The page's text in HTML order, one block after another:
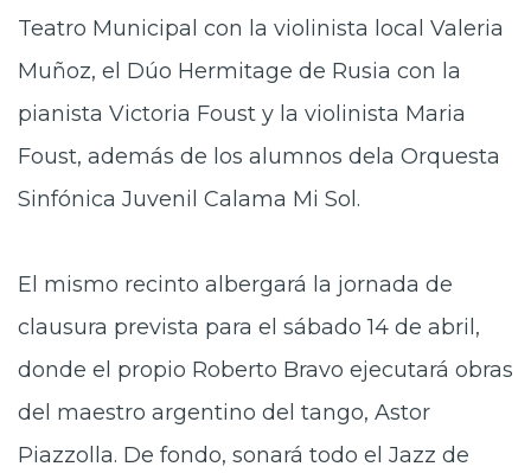
Teatro Municipal con la violinista local Valeria
Muñoz, el Dúo Hermitage de Rusia con la
pianista Victoria Foust y la violinista Maria
Foust, además de los alumnos dela Orquesta
Sinfónica Juvenil Calama Mi Sol.
El mismo recinto albergará la jornada de
clausura prevista para el sábado 14 de abril,
donde el propio Roberto Bravo ejecutará obras
del maestro argentino del tango, Astor
Piazzolla. De fondo, sonará todo el Jazz de